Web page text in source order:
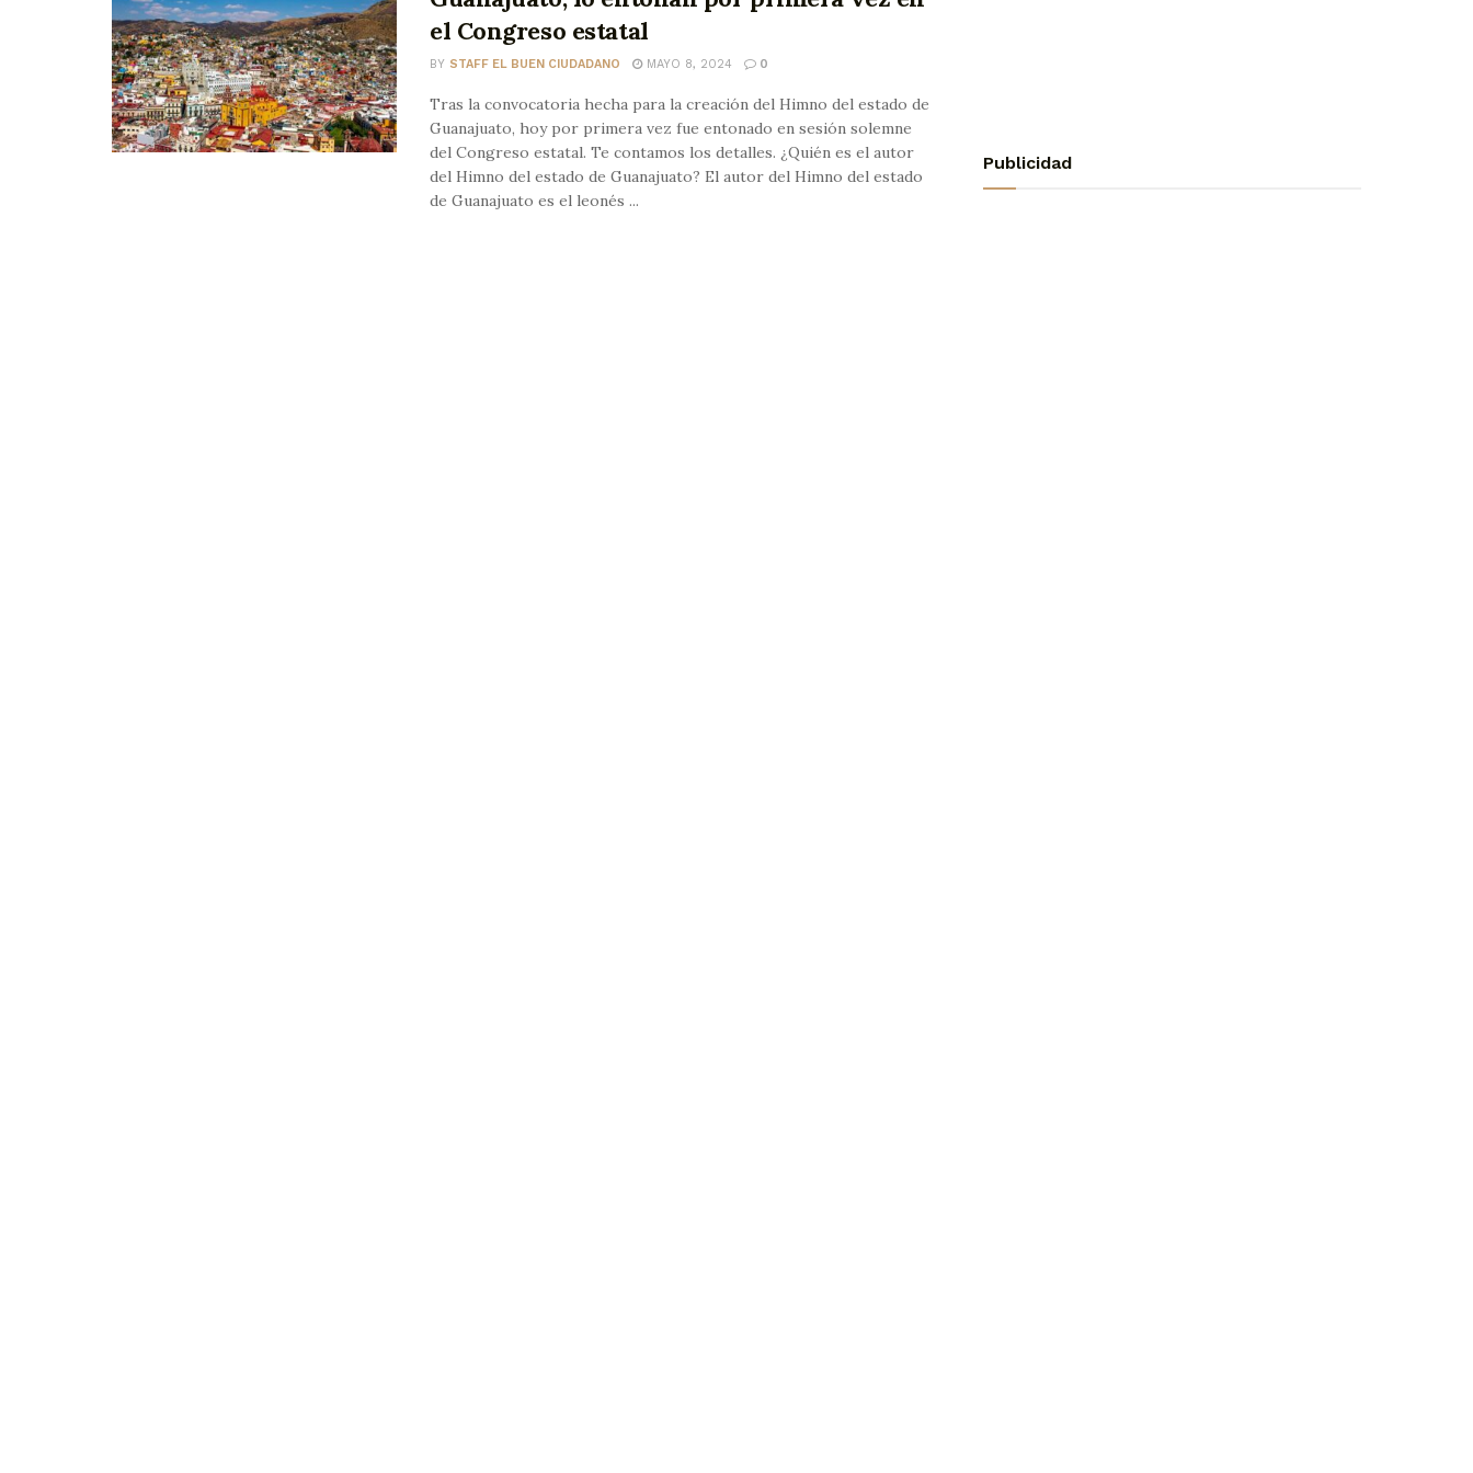
el Congreso estatal
BY STAFF EL BUEN CIUDADANO MAYO 8, 2024 0
Tras la convocatoria hecha para la creación del Himno del estado de
Guanajuato, hoy por primera vez fue entonado en sesión solemne
del Congreso estatal. Te contamos los detalles. ¿Quién es el autor
del Himno del estado de Guanajuato? El autor del Himno del estado
de Guanajuato es el leonés ...
Publicidad